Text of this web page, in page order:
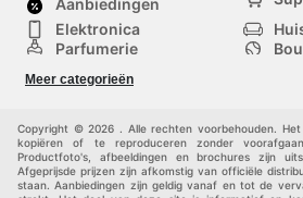
Aanbiedingen
Elektronica
Parfumerie
Kinderen
Meer categorieën
Copyright © 2026 . Alle rechten voorbehouden.
kopiëren of te reproduceren zonder
Productfoto's, afbeeldingen en brochures zijn
Afgeprijsde prijzen zijn afkomstig van officiële
staan. Aanbiedingen zijn geldig vanaf en tot de